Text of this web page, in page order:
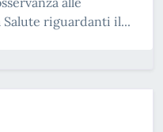
riguardanti il...